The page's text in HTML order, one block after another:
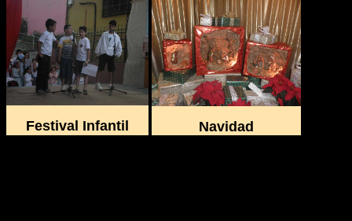
Festival Infantil Navidad